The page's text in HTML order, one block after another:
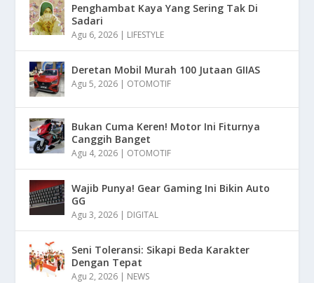
Penghambat Kaya Yang Sering Tak Di
Sadari
Agu 6, 2026 | LIFESTYLE
Deretan Mobil Murah 100 Jutaan GIIAS
Agu 5, 2026 | OTOMOTIF
Bukan Cuma Keren! Motor Ini Fiturnya
Canggih Banget
Agu 4, 2026 | OTOMOTIF
Wajib Punya! Gear Gaming Ini Bikin Auto
GG
Agu 3, 2026 | DIGITAL
Seni Toleransi: Sikapi Beda Karakter
Dengan Tepat
Agu 2, 2026 | NEWS